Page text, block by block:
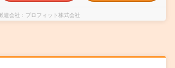
遣会社 プロフィット株式会社